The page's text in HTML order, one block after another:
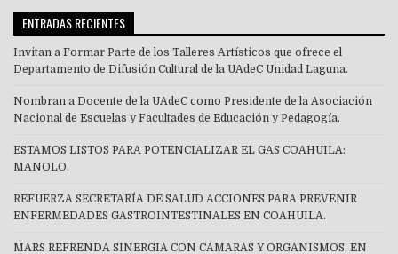
ENTRADAS RECIENTES
Invitan a Formar Parte de los Talleres Artísticos que ofrece el
Departamento de Difusión Cultural de la UAdeC Unidad Laguna.
Nombran a Docente de la UAdeC como Presidente de la Asociación
Nacional de Escuelas y Facultades de Educación y Pedagogía.
ESTAMOS LISTOS PARA POTENCIALIZAR EL GAS COAHUILA:
MANOLO.
REFUERZA SECRETARÍA DE SALUD ACCIONES PARA PREVENIR
ENFERMEDADES GASTROINTESTINALES EN COAHUILA.
MARS REFRENDA SINERGIA CON CÁMARAS Y ORGANISMOS, EN